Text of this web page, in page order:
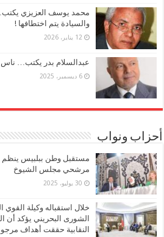
محمد يوسف العزيزي
والسيادة يتم اختطافها !
12 يناير، 2026
عبدالسلام بدر يكتب… ناس
6 ديسمبر، 2025
أحزاب ونواب
مستقبل وطن ببلبيس ينظم
مرشحي مجلس الشيوخ
30 يوليو، 2025
خلال استقباله وكيلة
الشورى البحريني يؤكد أن
النقابية حققت أهداف